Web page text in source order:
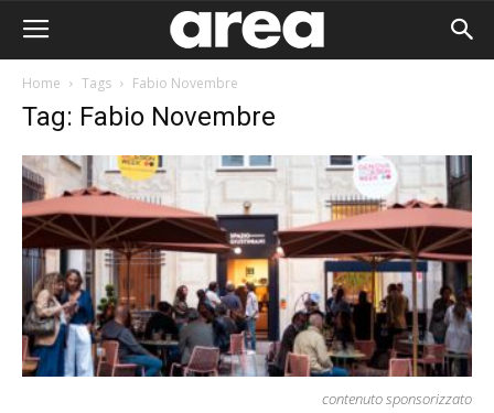
Home Tags Fabio Novembre
Tag: Fabio Novembre
contenuto sponsorizzato